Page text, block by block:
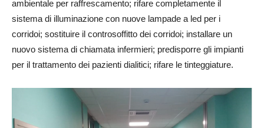
ambientale per raffrescamento; rifare completamente il
sistema di illuminazione con nuove lampade a led per i
corridoi; sostituire il controsoffitto dei corridoi; installare un
nuovo sistema di chiamata infermieri; predisporre gli impianti
per il trattamento dei pazienti dialitici; rifare le tinteggiature.